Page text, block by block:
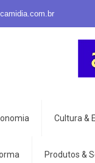
Cultura &
Produtos &